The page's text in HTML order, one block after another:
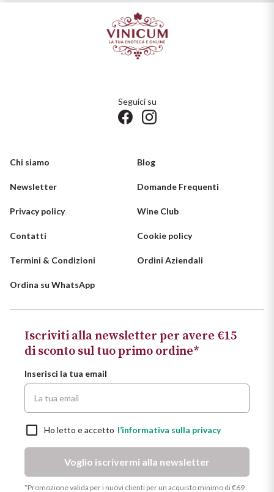
Seguici su
Chi siamo Blog
Newsletter Domande Frequenti
Privacy policy Wine Club
Contatti Cookie policy
Termini & Condizioni Ordini Aziendali
Ordina su WhatsApp
Iscriviti alla newsletter per avere €15
di sconto sul tuo primo ordine*
Inserisci la tua email
Ho letto e accetto l’informativa sulla privacy
Voglio iscrivermi alla newsletter
*Promozione valida per i nuovi clienti per un acquisto minimo di €69